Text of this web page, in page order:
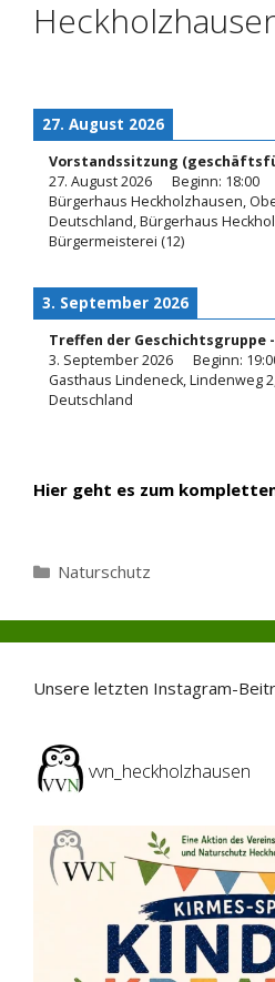
27. August 2026
Vorstandssitzung
27. August 2026 Beginn: 18:00
Bürgerhaus Heckholzhausen,
Deutschland, Bürgerhaus
Bürgermeisterei (12)
3. September 2026
Treffen der
3. September 2026 Beginn:
Gasthaus Lindeneck, Lindenweg
Deutschland
Hier geht es zum
Kategorien
Naturschutz
Unsere letzten Instagram-
vvn_heckholzhausen